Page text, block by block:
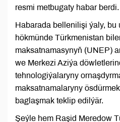
resmi metbugaty habar berdi.
Habarada bellenilişi ýaly, bu
hökmünde Türkmenistan
maksatnamasynyň (UNEP)
we Merkezi Aziýa
tehnologiýalaryny
maksatnamalaryny
baglaşmak teklip edilýär.
Şeýle hem Raşid Meredow